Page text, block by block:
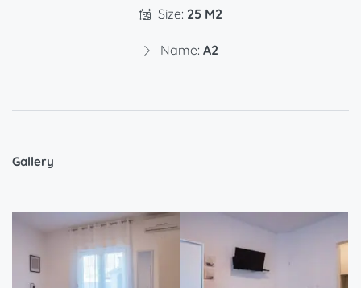
Size: 25 M2
Name: A2
Gallery